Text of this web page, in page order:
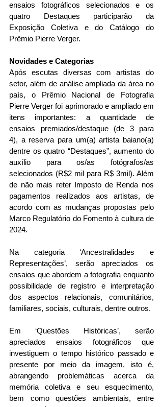
ensaios fotográficos selecionados e os
quatro Destaques participarão da
Exposição Coletiva e do Catálogo do
Prêmio Pierre Verger.
Novidades e Categorias
Após escutas diversas com artistas do
setor, além de análise ampliada da área no
país, o Prêmio Nacional de Fotografia
Pierre Verger foi aprimorado e ampliado em
itens importantes: a quantidade de
ensaios premiados/destaque (de 3 para
4), a reserva para um(a) artista baiano(a)
dentre os quatro “Destaques”, aumento do
auxílio para os/as fotógrafos/as
selecionados (R$2 mil para R$ 3mil). Além
de não mais reter Imposto de Renda nos
pagamentos realizados aos artistas, de
acordo com as mudanças propostas pelo
Marco Regulatório do Fomento à cultura de
2024.
Na categoria ‘Ancestralidades e
Representações’, serão apreciados os
ensaios que abordem a fotografia enquanto
possibilidade de registro e interpretação
dos aspectos relacionais, comunitários,
familiares, sociais, culturais, dentre outros.
Em ‘Questões Históricas’, serão
apreciados ensaios fotográficos que
investiguem o tempo histórico passado e
presente por meio da imagem, isto é,
abrangendo problemáticas acerca da
memória coletiva e seu esquecimento,
bem como questões ambientais, entre